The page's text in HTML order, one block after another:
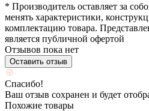
* Производитель оставляет за
менять характеристики,
комплектацию товара.
является публичной офертой
Отзывов пока нет
Оставить отзыв
Спасибо!
Ваш отзыв сохранен и будет
Похожие товары